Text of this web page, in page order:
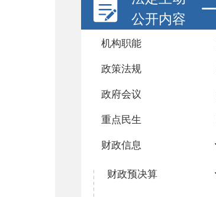
公开内容
机构职能
政策法规
政府会议
重点民生
财政信息
财政预决算